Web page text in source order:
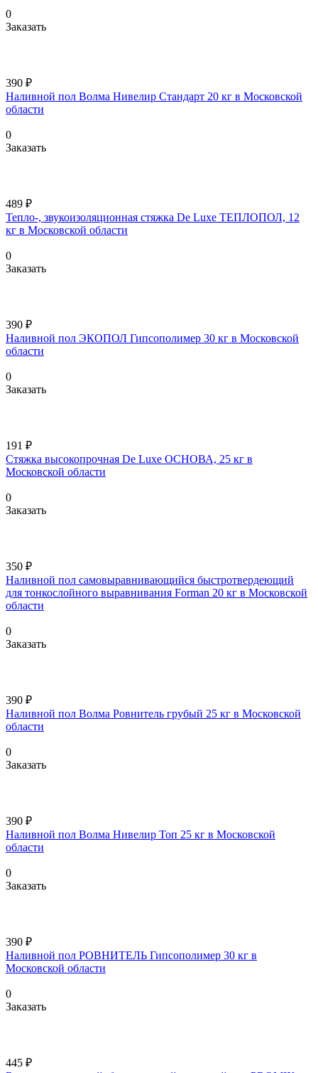
0
Заказать
390 ₽
Наливной пол Волма Нивелир Стандарт 20 кг в Московской
области
0
Заказать
489 ₽
Тепло-, звукоизоляционная стяжка De Luxe ТЕПЛОПОЛ, 12
кг в Московской области
0
Заказать
390 ₽
Наливной пол ЭКОПОЛ Гипсополимер 30 кг в Московской
области
0
Заказать
191 ₽
Стяжка высокопрочная De Luxe ОСНОВА, 25 кг в
Московской области
0
Заказать
350 ₽
Наливной пол самовыравнивающийся быстротвердеющий
для тонкослойного выравнивания Forman 20 кг в Московской
области
0
Заказать
390 ₽
Наливной пол Волма Ровнитель грубый 25 кг в Московской
области
0
Заказать
390 ₽
Наливной пол Волма Нивелир Топ 25 кг в Московской
области
0
Заказать
390 ₽
Наливной пол РОВНИТЕЛЬ Гипсополимер 30 кг в
Московской области
0
Заказать
445 ₽